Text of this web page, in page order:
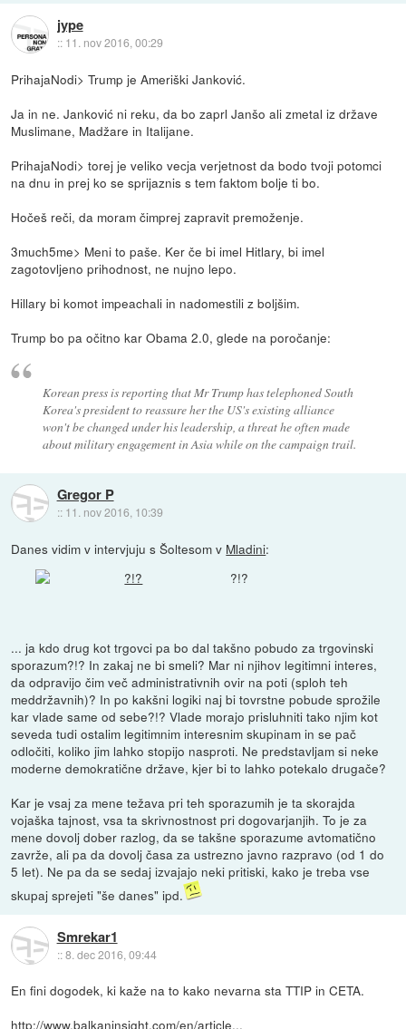
jype
:: 11. nov 2016, 00:29
PrihajaNodi> Trump je Ameriški Janković.
Ja in ne. Janković ni reku, da bo zaprl Janšo ali zmetal iz države
Muslimane, Madžare in Italijane.
PrihajaNodi> torej je veliko vecja verjetnost da bodo tvoji potomci
na dnu in prej ko se sprijaznis s tem faktom bolje ti bo.
Hočeš reči, da moram čimprej zapravit premoženje.
3much5me> Meni to paše. Ker če bi imel Hitlary, bi imel
zagotovljeno prihodnost, ne nujno lepo.
Hillary bi komot impeachali in nadomestili z boljšim.
Trump bo pa očitno kar Obama 2.0, glede na poročanje:
Korean press is reporting that Mr Trump has telephoned South
Korea's president to reassure her the US's existing alliance
won't be changed under his leadership, a threat he often made
about military engagement in Asia while on the campaign trail.
Gregor P
:: 11. nov 2016, 10:39
Danes vidim v intervjuju s Šoltesom v Mladini:
?!?
... ja kdo drug kot trgovci pa bo dal takšno pobudo za trgovinski
sporazum?!? In zakaj ne bi smeli? Mar ni njihov legitimni interes,
da odpravijo čim več administrativnih ovir na poti (sploh teh
meddržavnih)? In po kakšni logiki naj bi tovrstne pobude sprožile
kar vlade same od sebe?!? Vlade morajo prisluhniti tako njim kot
seveda tudi ostalim legitimnim interesnim skupinam in se pač
odločiti, koliko jim lahko stopijo nasproti. Ne predstavljam si neke
moderne demokratične države, kjer bi to lahko potekalo drugače?
Kar je vsaj za mene težava pri teh sporazumih je ta skorajda
vojaška tajnost, vsa ta skrivnostnost pri dogovarjanjih. To je za
mene dovolj dober razlog, da se takšne sporazume avtomatično
zavrže, ali pa da dovolj časa za ustrezno javno razpravo (od 1 do
5 let). Ne pa da se sedaj izvajajo neki pritiski, kako je treba vse
skupaj sprejeti "še danes" ipd.
Smrekar1
::8. dec 2016, 09:44
En fini dogodek, ki kaže na to kako nevarna sta TTIP in CETA.
http://www.balkaninsight.com/en/article...